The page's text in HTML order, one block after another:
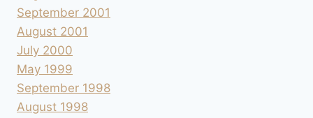
September 2001
August 2001
July 2000
May 1999
September 1998
August 1998